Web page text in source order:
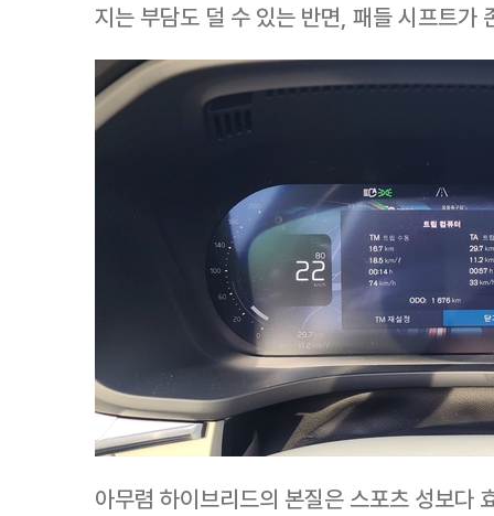
지는 부담도 덜 수 있는 반면, 패들 시프트가
아무렴 하이브리드의 본질은 스포츠 성보다